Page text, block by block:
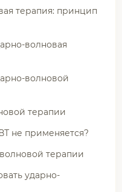
терапия: принцип
волновая
волновой
терапии
не применяется?
терапии
ударно-